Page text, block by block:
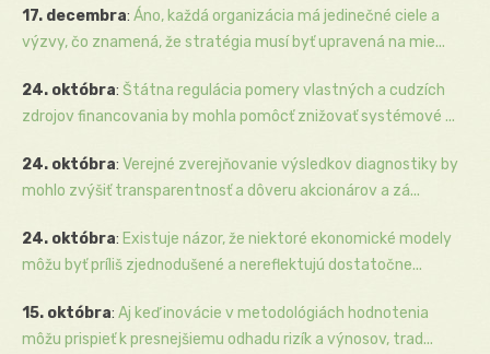
17. decembra: Áno, každá organizácia má jedinečné ciele a
výzvy, čo znamená, že stratégia musí byť upravená na mie...
24. októbra: Štátna regulácia pomery vlastných a cudzích
zdrojov financovania by mohla pomôcť znižovať systémové ...
24. októbra: Verejné zverejňovanie výsledkov diagnostiky by
mohlo zvýšiť transparentnosť a dôveru akcionárov a zá...
24. októbra: Existuje názor, že niektoré ekonomické modely
môžu byť príliš zjednodušené a nereflektujú dostatočne...
15. októbra: Aj keď inovácie v metodológiách hodnotenia
môžu prispieť k presnejšiemu odhadu rizík a výnosov, trad...